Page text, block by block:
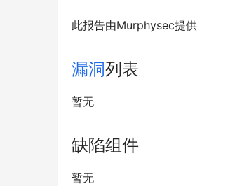
此报告由Murphysec提供
漏洞列表
暂无
缺陷组件
暂无